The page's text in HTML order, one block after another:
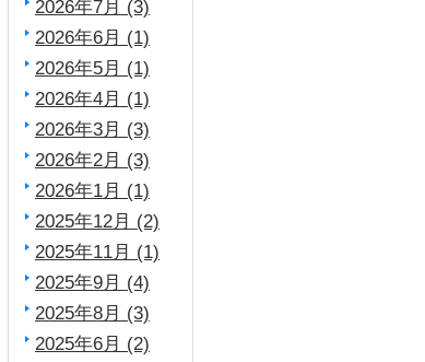
2026年7月 (3)
2026年6月 (1)
2026年5月 (1)
2026年4月 (1)
2026年3月 (3)
2026年2月 (3)
2026年1月 (1)
2025年12月 (2)
2025年11月 (1)
2025年9月 (4)
2025年8月 (3)
2025年6月 (2)